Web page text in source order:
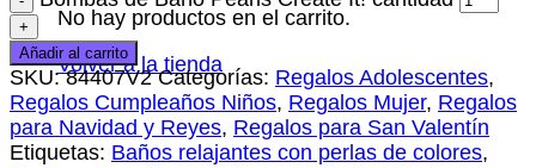
No hay productos en el carrito.
Volver a la tienda
Añadir al carrito
SKU:84407V2 Categorías: Regalos Adolescentes,
Regalos Cumpleaños Niños, Regalos Mujer, Regalos
para Navidad y Reyes, Regalos para San Valentín
Etiquetas: Baños relajantes con perlas de colores,